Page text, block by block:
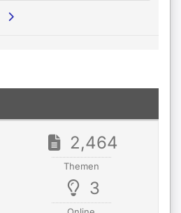
2,464
Themen
3